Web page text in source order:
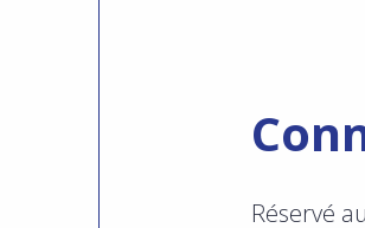
Réservé